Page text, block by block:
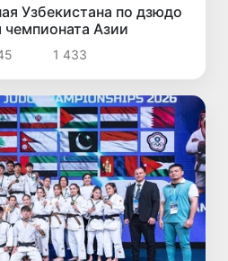
Узбекистана по дзюдо
Азии
1 433